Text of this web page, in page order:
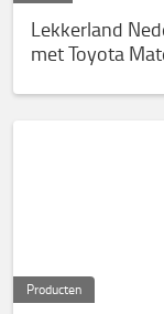
Lekkerland
met Toyota
Producten